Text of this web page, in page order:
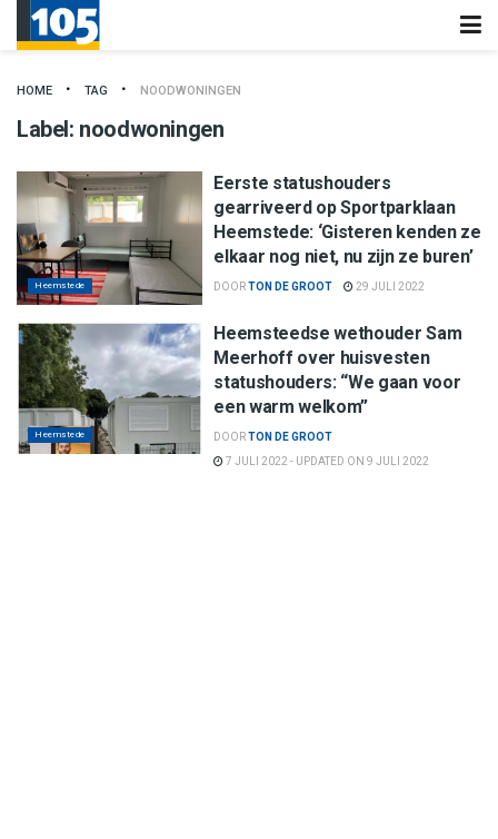
HOME TAG NOODWONINGEN
Label: noodwoningen
Heemstede
Eerste statushouders
gearriveerd op Sportparklaan
Heemstede: ‘Gisteren kenden ze
elkaar nog niet, nu zijn ze buren’
DOORTON DE GROOT 29 JULI 2022
Heemstede
Heemsteedse wethouder Sam
Meerhoff over huisvesten
statushouders: “We gaan voor
een warm welkom”
DOORTON DE GROOT
7 JULI 2022 - UPDATED ON 9 JULI 2022